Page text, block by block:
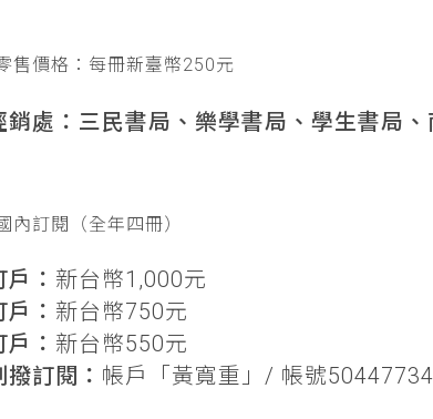
售價格：每冊新臺幣250元
銷處：三民書局、樂學書局、學生書局、
內訂閱（全年四冊）
： 新台幣1,000元
： 新台幣750元
： 新台幣550元
訂閱： 帳戶「黃寬重」/ 帳號50447734